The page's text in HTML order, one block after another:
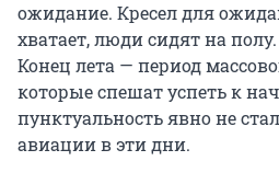
ожидание. Кресел для
хватает, люди сидят на полу.
Конец лета — период
которые спешат успеть к
пунктуальность явно не
авиации в эти дни.